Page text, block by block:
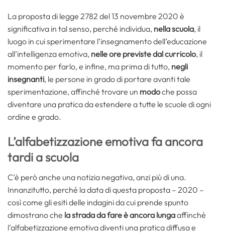
La proposta di legge 2782 del 13 novembre 2020 è
significativa in tal senso, perché individua, nella scuola, il
luogo in cui sperimentare l’insegnamento dell’educazione
all’intelligenza emotiva, nelle ore previste dal curricolo, il
momento per farlo, e infine, ma prima di tutto, negli
insegnanti, le persone in grado di portare avanti tale
sperimentazione, affinché trovare un modoche possa
diventare una pratica da estendere a tutte le scuole di ogni
ordine e grado.
L’alfabetizzazione emotiva fa ancora
tardi a scuola
C’è però anche una notizia negativa, anzi più di una.
Innanzitutto, perché la data di questa proposta – 2020 –
così come gli esiti delle indagini da cui prende spunto
dimostrano che la strada da fare è ancora lungaaffinché
l’alfabetizzazione emotiva diventi una pratica diffusa e